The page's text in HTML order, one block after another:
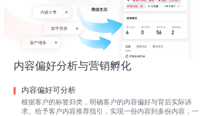
内容偏好分析与营销孵化
内容偏好可分析
根据客户的标签归类，明确客户的内容偏好与背后实际诉
求。给予客户内容推荐指引，实现一份内容到多份内容，一